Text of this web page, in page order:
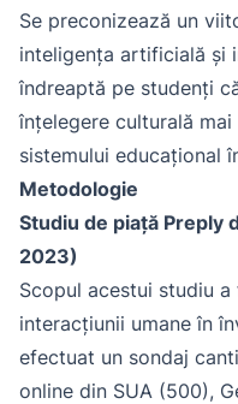
Se preconizează un
inteligența artificială și
îndreaptă pe studenți
înțelegere culturală
sistemului educațional
Metodologie
Studiu de piață Preply
2023)
Scopul acestui studiu
interacțiunii umane în
efectuat un sondaj
online din SUA (500),